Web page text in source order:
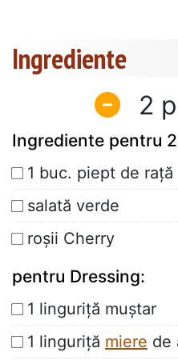
Ingrediente
2
Ingrediente pentru
1 buc. piept de
salată verde
roşii Cherry
pentru Dressing:
1 linguriţă muştar
1 linguriţă miere de